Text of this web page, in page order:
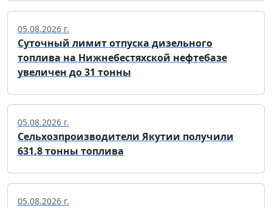
05.08.2026 г.
Суточный лимит отпуска дизельного
топлива на Нижнебестяхской нефтебазе
увеличен до 31 тонны
05.08.2026 г.
Сельхозпроизводители Якутии получили
631,8 тонны топлива
05.08.2026 г.